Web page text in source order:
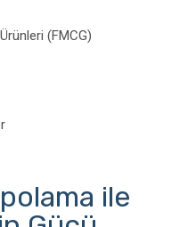
(FMCG)
ile